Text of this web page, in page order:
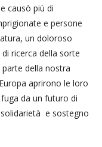
causò più di
e persone
un doloroso
ricerca della sorte
parte della nostra
aprirono le loro
da un futuro di
e sostegno